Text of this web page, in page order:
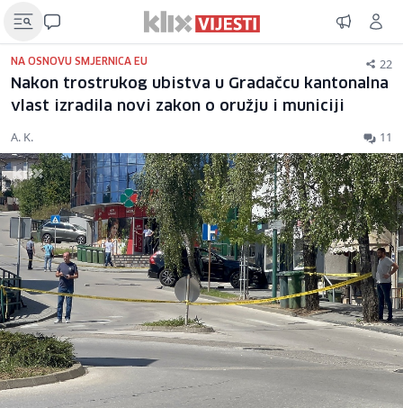
NA OSNOVU SMJERNICA EU 22
Nakon trostrukog ubistva u Gradačcu kantonalna
vlast izradila novi zakon o oružju i municiji
A. K. 11